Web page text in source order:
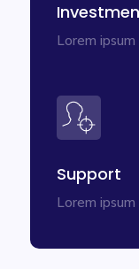
Lorem
Support
Lorem